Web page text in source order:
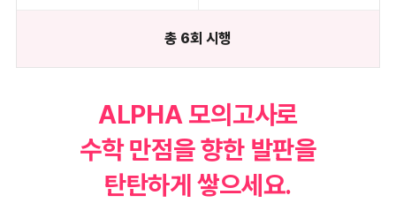
총 6회 시행
ALPHA 모의고사로
수학 만점을 향한 발판을
탄탄하게 쌓으세요.